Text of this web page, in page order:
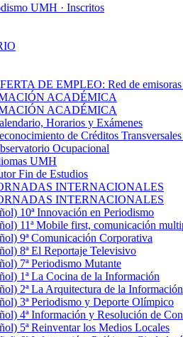
UMH · Inscritos
DE EMPLEO: Red de
ACADÉMICA
ACADÉMICA
Horarios y Exámenes
de Créditos
Ocupacional
UMH
Fin de Estudios
INTERNACIONALES
INTERNACIONALES
10ª Innovación en Periodismo
11ª Mobile first, comunicación
9ª Comunicación Corporativa
8ª El Reportaje Televisivo
7ª Periodismo Mutante
1ª La Cocina de la Información
2ª La Arquitectura de la Información
3ª Periodismo y Deporte Olímpico
4ª Información y Resolución de
5ª Reinventar los Medios Locales